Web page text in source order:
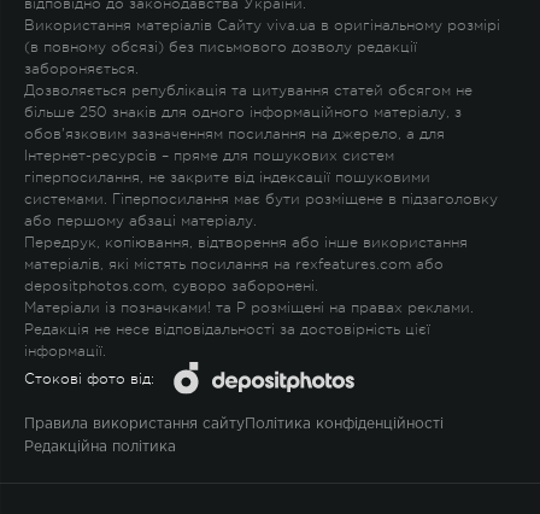
відповідно до законодавства України.
Використання матеріалів Сайту viva.ua в оригінальному розмірі
(в повному обсязі) без письмового дозволу редакції
забороняється.
Дозволяється републікація та цитування статей обсягом не
більше 250 знаків для одного інформаційного матеріалу, з
обов'язковим зазначенням посилання на джерело, а для
Інтернет-ресурсів – пряме для пошукових систем
гіперпосилання, не закрите від індексації пошуковими
системами. Гіперпосилання має бути розміщене в підзаголовку
або першому абзаці матеріалу.
Передрук, копіювання, відтворення або інше використання
матеріалів, які містять посилання на rexfeatures.com або
depositphotos.com, суворо заборонені.
Матеріали із позначками! та P розміщені на правах реклами.
Редакція не несе відповідальності за достовірність цієї
інформації.
Стокові фото від:
Правила використання сайту Політика конфіденційності
Редакційна політика